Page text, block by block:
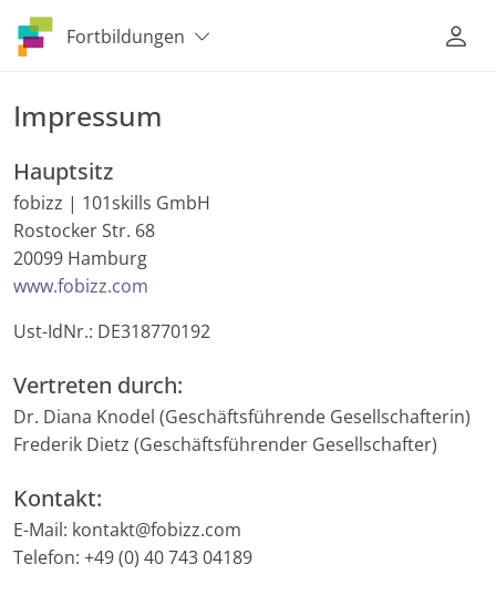
Fortbildungen
Impressum
Hauptsitz
fobizz | 101skills GmbH
Rostocker Str. 68
20099 Hamburg
www.fobizz.com
Ust-IdNr.: DE318770192
Vertreten durch:
Dr. Diana Knodel (Geschäftsführende Gesellschafterin)
Frederik Dietz (Geschäftsführender Gesellschafter)
Kontakt:
E-Mail: kontakt@fobizz.com
Telefon: +49 (0) 40 743 04189